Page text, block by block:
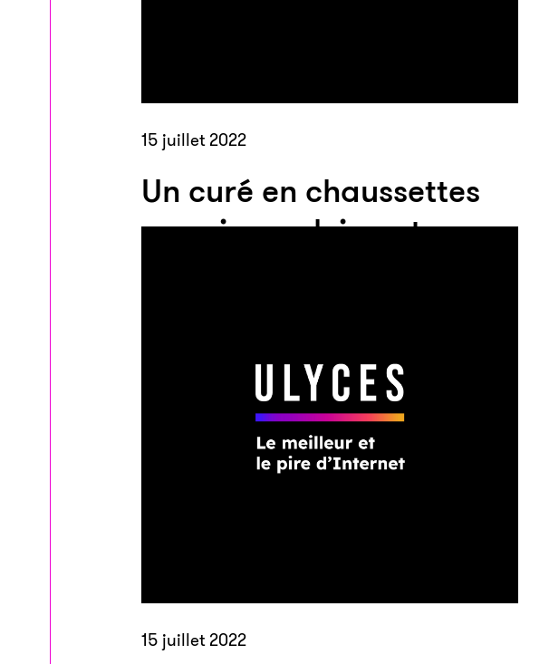
15 juillet 2022
Un curé en chaussettes
surpris en plein acte
15 juillet 2022